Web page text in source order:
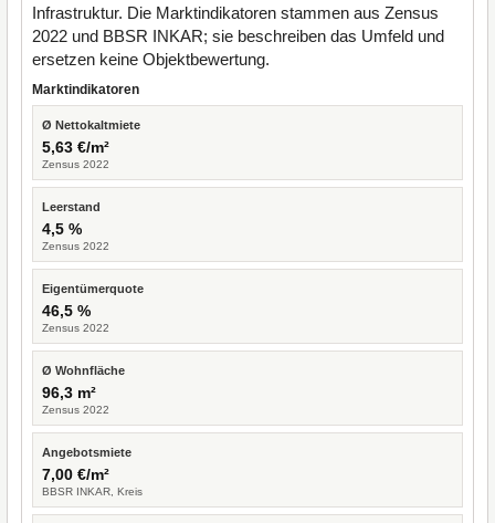
Infrastruktur. Die Marktindikatoren stammen aus Zensus
2022 und BBSR INKAR; sie beschreiben das Umfeld und
ersetzen keine Objektbewertung.
Marktindikatoren
Ø Nettokaltmiete
5,63 €/m²
Zensus 2022
Leerstand
4,5 %
Zensus 2022
Eigentümerquote
46,5 %
Zensus 2022
Ø Wohnfläche
96,3 m²
Zensus 2022
Angebotsmiete
7,00 €/m²
BBSR INKAR, Kreis